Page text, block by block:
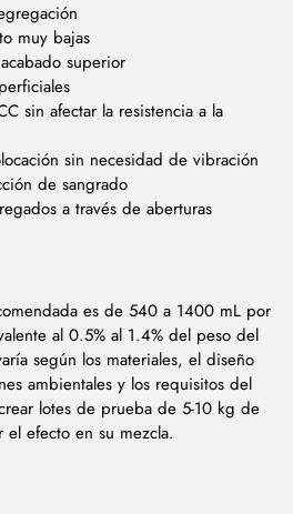
muy bajas
superior
sin afectar la resistencia a la
sin necesidad de vibración
de sangrado
a través de aberturas
es de 540 a 1400 mL por
al 0.5% al 1.4% del peso del
según los materiales, el diseño
ambientales y los requisitos del
lotes de prueba de 5-10 kg de
efecto en su mezcla.